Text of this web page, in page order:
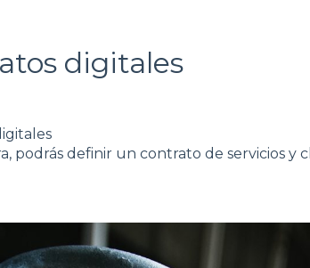
digitales
podrás definir un contrato de servicios y